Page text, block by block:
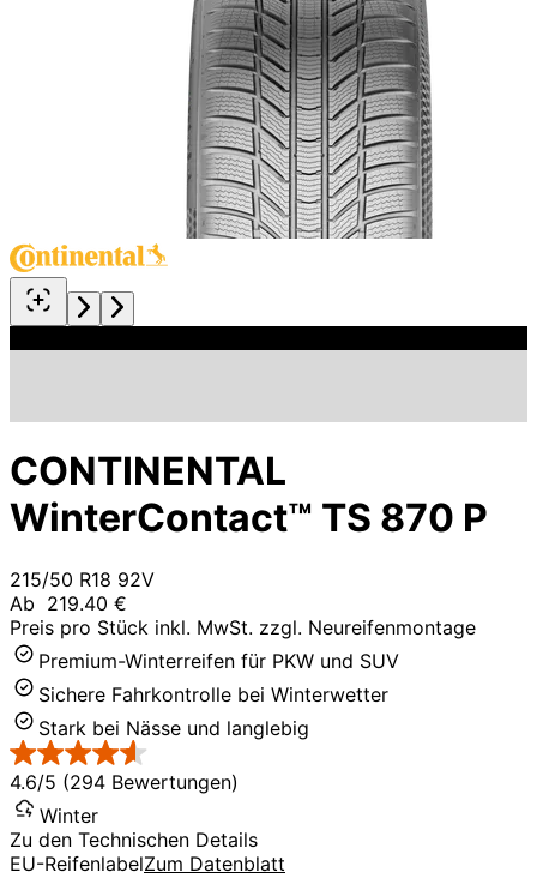
CONTINENTAL
WinterContact™ TS 870 P
215/50 R18 92V
Ab 219.40 €
Preis pro Stück inkl. MwSt. zzgl. Neureifenmontage
Premium-Winterreifen für PKW und SUV
Sichere Fahrkontrolle bei Winterwetter
Stark bei Nässe und langlebig
4.6/5 (294 Bewertungen)
Winter
Zu den Technischen Details
EU-ReifenlabelZum Datenblatt